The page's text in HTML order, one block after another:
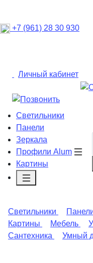
+7 (961) 28 30 930
Личный кабинет
Светильники
Панели
Зеркала
Профили Alum
Картины
Светильники
Картины
Мебель
Сантехника
Умный